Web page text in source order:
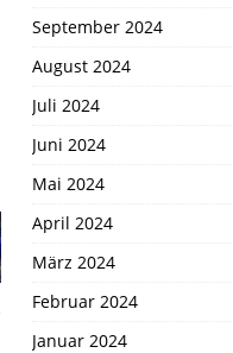
September 2024
August 2024
Juli 2024
Juni 2024
Mai 2024
April 2024
März 2024
Februar 2024
Januar 2024